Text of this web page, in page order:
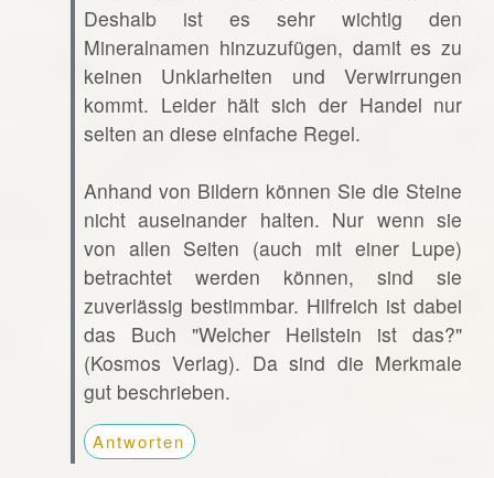
Deshalb ist es sehr wichtig den
Mineralnamen hinzuzufügen, damit es zu
keinen Unklarheiten und Verwirrungen
kommt. Leider hält sich der Handel nur
selten an diese einfache Regel.
Anhand von Bildern können Sie die Steine
nicht auseinander halten. Nur wenn sie
von allen Seiten (auch mit einer Lupe)
betrachtet werden können, sind sie
zuverlässig bestimmbar. Hilfreich ist dabei
das Buch "Welcher Heilstein ist das?"
(Kosmos Verlag). Da sind die Merkmale
gut beschrieben.
Antworten